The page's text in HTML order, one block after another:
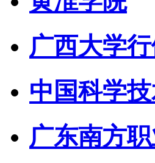
广西大学
中国科学
广东南方